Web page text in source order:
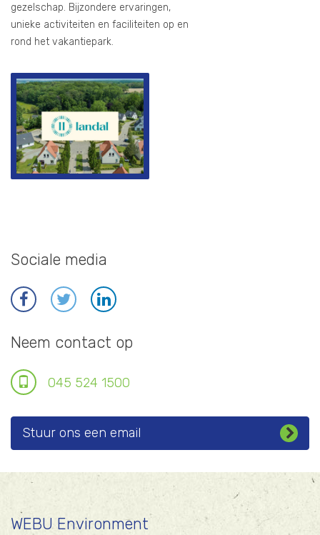
gezelschap. Bijzondere ervaringen,
unieke activiteiten en faciliteiten op en
rond het vakantiepark.
Sociale media
Neem contact op
045 524 1500
Stuur ons een email
WEBU Environment